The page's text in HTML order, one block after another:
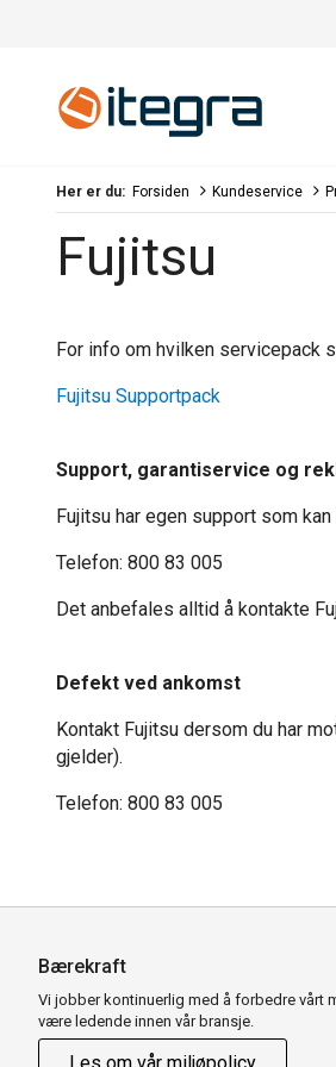
Her er du: Forsiden Kundeservice
Fujitsu
For info om hvilken servicepack
Fujitsu Supportpack
Support, garantiservice og
Fujitsu har egen support som kan
Telefon: 800 83 005
Det anbefales alltid å kontakte
Defekt ved ankomst
Kontakt Fujitsu dersom du har
gjelder).
Telefon: 800 83 005
Bærekraft
Vi jobber kontinuerlig med å forbedre vårt
være ledende innen vår bransje.
Les om vår miljøpolicy